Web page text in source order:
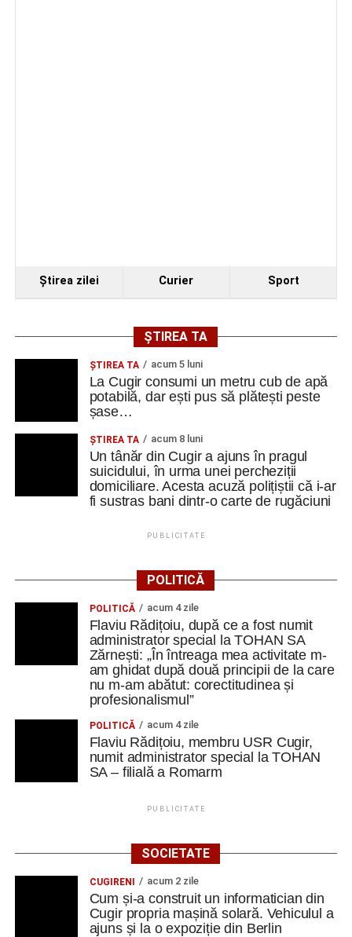
Ştirea zilei Curier Sport
ȘTIREA TA
ȘTIREA TA acum 5 luni
La Cugir consumi un metru cub de apă
potabilă, dar ești pus să plătești peste
șase…
ȘTIREA TA acum 8 luni
Un tânăr din Cugir a ajuns în pragul
suicidului, în urma unei percheziții
domiciliare. Acesta acuză polițiștii că i-ar
fi sustras bani dintr-o carte de rugăciuni
PUBLICITATE
POLITICĂ
POLITICĂ acum 4 zile
Flaviu Rădițoiu, după ce a fost numit
administrator special la TOHAN SA
Zărnești: „În întreaga mea activitate m-
am ghidat după două principii de la care
nu m-am abătut: corectitudinea și
profesionalismul”
POLITICĂ acum 4 zile
Flaviu Rădițoiu, membru USR Cugir,
numit administrator special la TOHAN
SA – filială a Romarm
PUBLICITATE
SOCIETATE
CUGIRENI acum 2 zile
Cum și-a construit un informatician din
Cugir propria mașină solară. Vehiculul a
ajuns și la o expoziție din Berlin